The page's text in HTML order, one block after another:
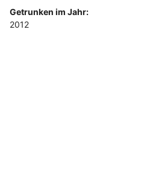
Getrunken im Jahr:
2012